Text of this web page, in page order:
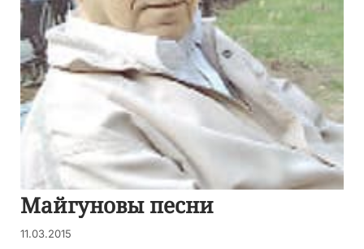
Майгуновы песни
11.03.2015